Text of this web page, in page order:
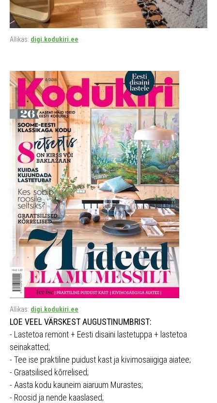
Allikas: digi.kodukiri.ee
Allikas: digi.kodukiri.ee
LOE VEEL VÄRSKEST AUGUSTINUMBRIST:
- Lastetoa remont + Eesti disaini lastetuppa + lastetoa
seinakatted;
- Tee ise praktiline puidust kast ja kivimosaiigiga aiatee;
- Graatsilised kõrrelised;
- Aasta kodu kauneim aiaruum Murastes;
- Roosid ja nende kaaslased;